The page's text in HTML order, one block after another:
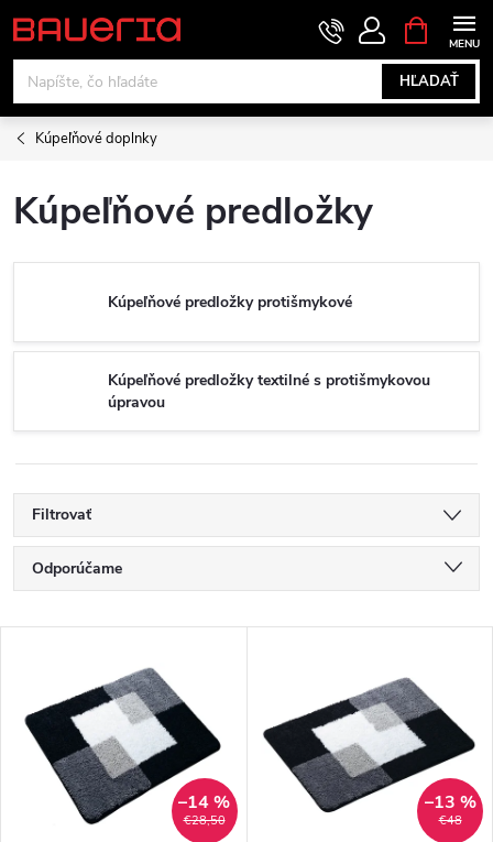
Prejsť
na
obsah
HĽADAŤ
KOŠÍK
Kúpeľňové doplnky
Kúpeľňové predložky
Kúpeľňové predložky protišmykové
Kúpeľňové predložky textilné s protišmykovou
úpravou
Filtrovať
R
a
e
Odporúčame
Najpredávanejšie
Abecedne
ý
p
€28,50
–14 %
€48
–13 %